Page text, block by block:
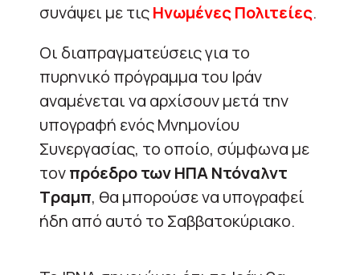
συνάψει με τιςΗνωμένες Πολιτείες.
Οι διαπραγματεύσεις για το
πυρηνικό πρόγραμμα του Ιράν
αναμένεται να αρχίσουν μετά την
υπογραφή ενός Μνημονίου
Συνεργασίας, το οποίο, σύμφωνα με
τονπρόεδρο των ΗΠΑ Ντόναλντ
Τραμπ, θα μπορούσε να υπογραφεί
ήδη από αυτό το Σαββατοκύριακο.